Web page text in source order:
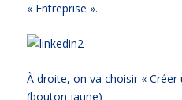
« Entreprise ».
À droite, on va choisir « Créer
(bouton jaune)